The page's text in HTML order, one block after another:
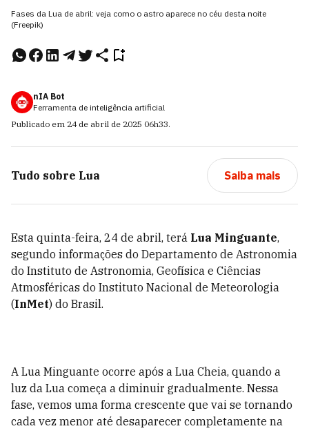
Fases da Lua de abril: veja como o astro aparece no céu desta noite
(Freepik)
nIA Bot
Ferramenta de inteligência artificial
Publicado em 24 de abril de 2025 06h33.
Tudo sobre Lua Saiba mais
Esta quinta-feira, 24 de abril, terá Lua Minguante,
segundo informações do Departamento de Astronomia
do Instituto de Astronomia, Geofísica e Ciências
Atmosféricas do Instituto Nacional de Meteorologia
(InMet) do Brasil.
A Lua Minguante ocorre após a Lua Cheia, quando a
luz da Lua começa a diminuir gradualmente. Nessa
fase, vemos uma forma crescente que vai se tornando
cada vez menor até desaparecer completamente na